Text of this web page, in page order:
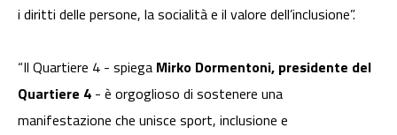
i diritti delle persone, la socialità e il valore dell’inclusione”.
“Il Quartiere 4 - spiega Mirko Dormentoni, presidente del
Quartiere 4 - è orgoglioso di sostenere una
manifestazione che unisce sport, inclusione e